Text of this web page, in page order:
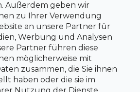
Außerdem geben wir
zu Ihrer Verwendung
an unsere Partner für
Werbung und Analysen
Partner führen diese
möglicherweise mit
zusammen, die Sie ihnen
haben oder die sie im
über die
auf Vertragsrücktritt